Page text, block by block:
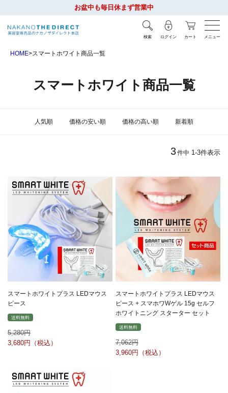
お盆中も毎日休まず営業中
検索 ログイン カート メニュー
HOME スマートホワイト商品一覧
スマートホワイト商品一覧
人気順 価格の安い順 価格の高い順 新着順
3件中 1-3件表示
スマートホワイトプラス LEDマウス
ピース
送料無料
5,280
3,680
スマートホワイトプラス LEDマウス
ピース + スマホワWゲル 15g セルフ
ホワイトニング スターター セット
送料無料
7,062
3,960